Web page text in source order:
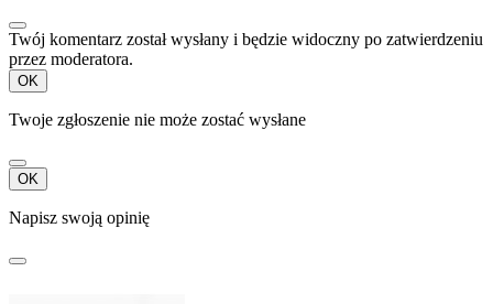
Twój komentarz został wysłany i będzie widoczny po zatwierdzeniu
przez moderatora.
OK
Twoje zgłoszenie nie może zostać wysłane
OK
Napisz swoją opinię